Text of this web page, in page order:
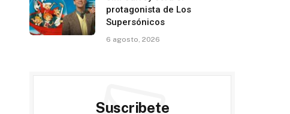
protagonista de Los
Supersónicos
6 agosto, 2026
Suscribete